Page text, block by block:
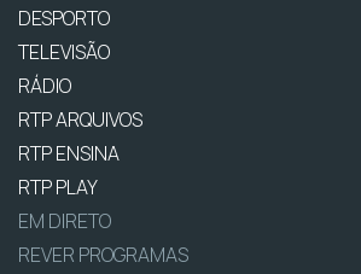
DESPORTO
TELEVISÃO
RÁDIO
RTP ARQUIVOS
RTP ENSINA
RTP PLAY
EM DIRETO
REVER PROGRAMAS